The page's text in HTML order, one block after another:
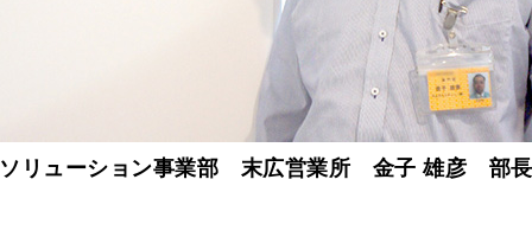
ソリューション事業部 末広営業所 金子 雄彦 部長